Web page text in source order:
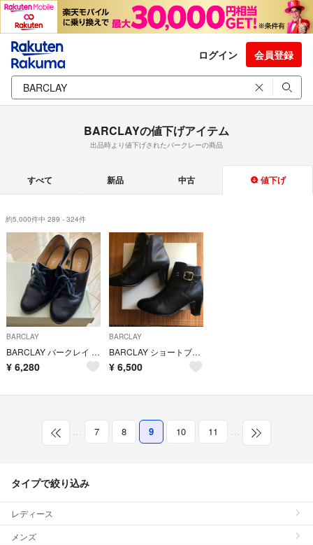
ログイン 会員登録
BARCLAYの値下げアイテム
出品時より値下げされたバークレーの商品
すべて 新品 中古 値下げ
約5,000件中 289 - 324件
BARCLAY
BARCLAY バークレイ パンプス 22cm
¥ 6,280
BARCLAY
BARCLAY ショートブーツ
¥ 6,500
… 7 8 9 10 11 …
タイプで絞り込み
レディース
メンズ